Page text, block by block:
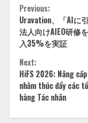
Continue
Reading
Previous:
Uravation、「AIに
法人向けAIEO研修
入35%を実証
Next:
HiFS 2026: Nâng
nhằm thúc đẩy các
hàng Tác nhân